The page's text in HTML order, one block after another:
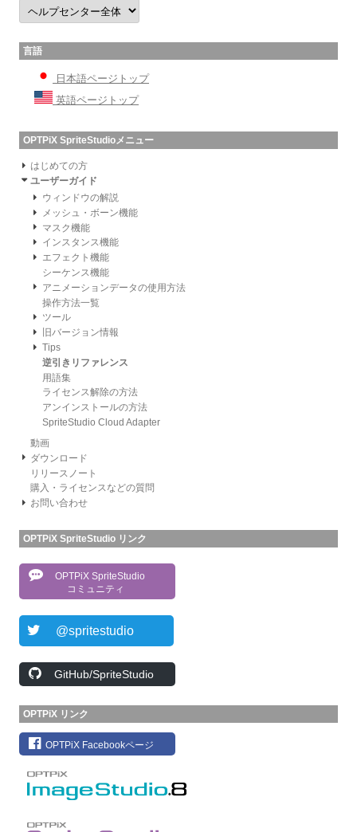
言語
日本語ページトップ
英語ページトップ
OPTPiX SpriteStudioメニュー
はじめての方
ユーザーガイド
ウィンドウの解説
メッシュ・ボーン機能
マスク機能
インスタンス機能
エフェクト機能
シーケンス機能
アニメーションデータの使用方法
操作方法一覧
ツール
旧バージョン情報
Tips
逆引きリファレンス
用語集
ライセンス解除の方法
アンインストールの方法
SpriteStudio Cloud Adapter
動画
ダウンロード
リリースノート
購入・ライセンスなどの質問
お問い合わせ
OPTPiX SpriteStudio リンク
OPTPiX SpriteStudio
コミュニティ
@spritestudio
GitHub/SpriteStudio
OPTPiX リンク
OPTPiX Facebookページ